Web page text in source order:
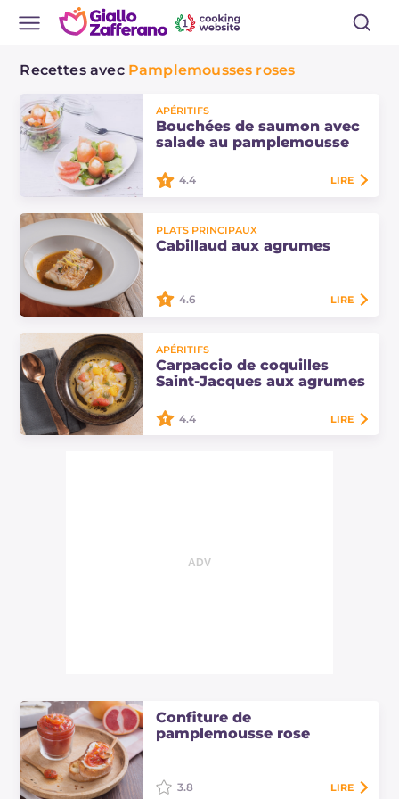
Recettes avec Pamplemousses roses
APÉRITIFS
Bouchées de saumon avec
salade au pamplemousse
salade au pamplemousse sont une
alternative fraîche et rapide au
4.4 LIRE
PLATS PRINCIPAUX
Cabillaud aux agrumes
plat principal de poisson cuit à la
poêle, facile et rapide à préparer :
découvrez comment réaliser cette…
4.6 LIRE
APÉRITIFS
Carpaccio de coquilles
Saint-Jacques aux agrumes
4.4 LIRE
Confiture de
pamplemousse rose
3.8 LIRE